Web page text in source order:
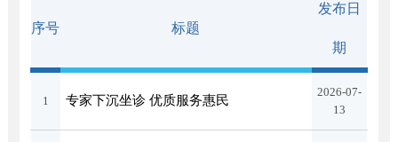
序号 标题
发布日
期
1 专家下沉坐诊 优质服务惠民
2026-07-
13